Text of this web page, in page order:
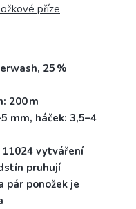
příze
25 %
200 m
mm, háček: 3,5–4
11024 vytváření
pruhují
pár ponožek je